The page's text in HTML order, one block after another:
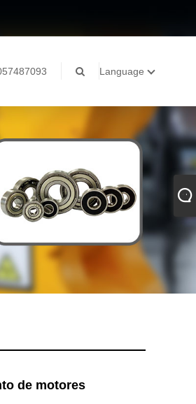
Language
de motores